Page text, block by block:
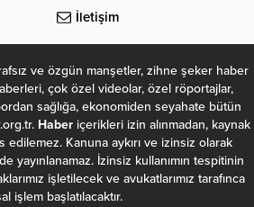
bölgenin “Cibal er-Res” olarak
adlandırıldığını ve...
İletişim
ve özgün manşetler, zihne şeker haber
çok özel videolar, özel röportajlar,
sağlığa, ekonomiden seyahate bütün
Haberiçerikleri izin alınmadan, kaynak
Kanuna aykırı ve izinsiz olarak
yayınlanamaz. İzinsiz kullanımın tespitinin
işletilecek ve avukatlarımız tarafınca
işlem başlatılacaktır.